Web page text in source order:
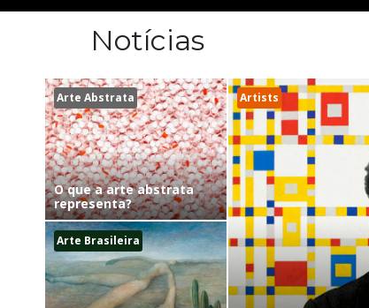
Notícias
Arte Abstrata
O que a arte abstrata
representa?
Arte Brasileira
Artists